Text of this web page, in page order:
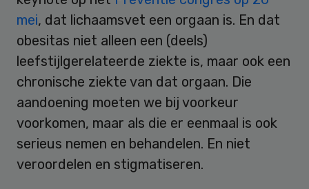
mei, dat lichaamsvet een orgaan is. En dat
obesitas niet alleen een (deels)
leefstijlgerelateerde ziekte is, maar ook een
chronische ziekte van dat orgaan. Die
aandoening moeten we bij voorkeur
voorkomen, maar als die er eenmaal is ook
serieus nemen en behandelen. En niet
veroordelen en stigmatiseren.